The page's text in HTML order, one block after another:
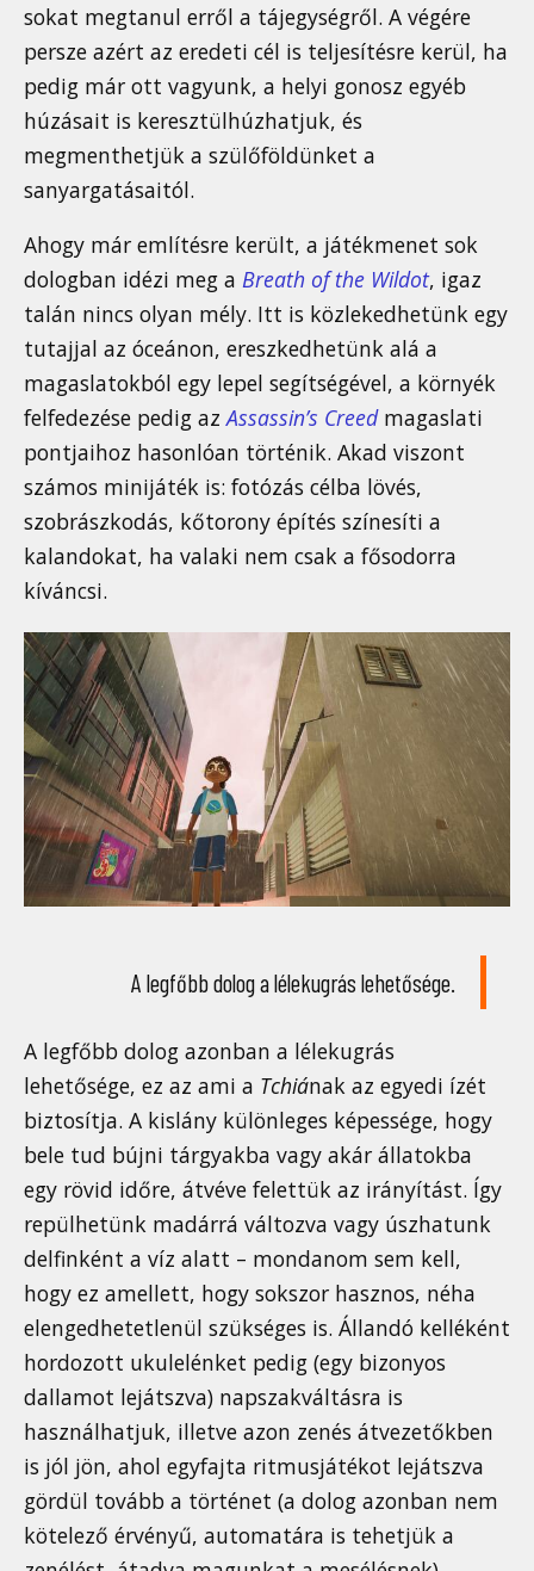
sokat megtanul erről a tájegységről. A végére
persze azért az eredeti cél is teljesítésre kerül, ha
pedig már ott vagyunk, a helyi gonosz egyéb
húzásait is keresztülhúzhatjuk, és
megmenthetjük a szülőföldünket a
sanyargatásaitól.
Ahogy már említésre került, a játékmenet sok
dologban idézi meg a Breath of the Wildot, igaz
talán nincs olyan mély. Itt is közlekedhetünk egy
tutajjal az óceánon, ereszkedhetünk alá a
magaslatokból egy lepel segítségével, a környék
felfedezése pedig azAssassin’s Creedmagaslati
pontjaihoz hasonlóan történik. Akad viszont
számos minijáték is: fotózás célba lövés,
szobrászkodás, kőtorony építés színesíti a
kalandokat, ha valaki nem csak a fősodorra
kíváncsi.
A legfőbb dolog a lélekugrás lehetősége.
A legfőbb dolog azonban a lélekugrás
lehetősége, ez az ami a Tchiának az egyedi ízét
biztosítja. A kislány különleges képessége, hogy
bele tud bújni tárgyakba vagy akár állatokba
egy rövid időre, átvéve felettük az irányítást. Így
repülhetünk madárrá változva vagy úszhatunk
delfinként a víz alatt – mondanom sem kell,
hogy ez amellett, hogy sokszor hasznos, néha
elengedhetetlenül szükséges is. Állandó kelléként
hordozott ukulelénket pedig (egy bizonyos
dallamot lejátszva) napszakváltásra is
használhatjuk, illetve azon zenés átvezetőkben
is jól jön, ahol egyfajta ritmusjátékot lejátszva
gördül tovább a történet (a dolog azonban nem
kötelező érvényű, automatára is tehetjük a